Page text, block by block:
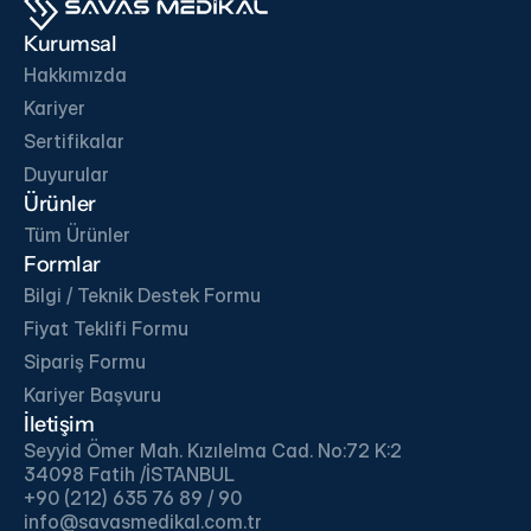
İndir
İndir
Kurumsal
Hakkımızda
Kariyer
Sertifikalar
Duyurular
Ürünler
Tüm Ürünler
Formlar
Bilgi / Teknik Destek Formu
Fiyat Teklifi Formu
Sipariş Formu
Kariyer Başvuru
İletişim
Seyyid Ömer Mah. Kızılelma Cad. No:72 K:2
34098 Fatih /İSTANBUL
+90 (212) 635 76 89 / 90
info@savasmedikal.com.tr